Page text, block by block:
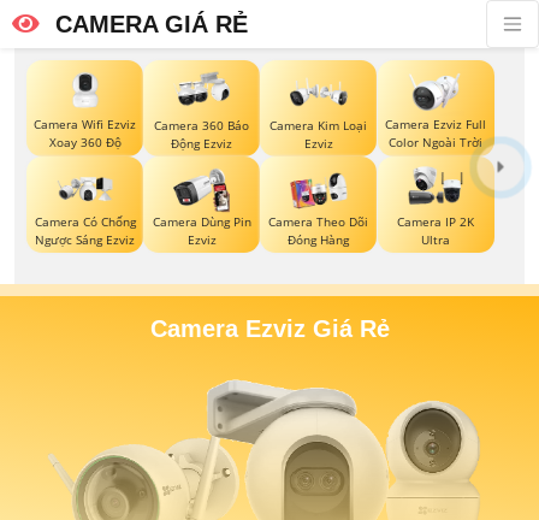
CAMERA GIÁ RẺ
Camera Wifi Ezviz
Xoay 360 Độ
Camera 360 Báo
Động Ezviz
Camera Kim Loại
Ezviz
Camera Ezviz Full
Color Ngoài Trời
Camera Có Chống
Ngược Sáng Ezviz
Camera Dùng Pin
Ezviz
Camera Theo Dõi
Đóng Hàng
Camera IP 2K
Ultra
Camera Ezviz Giá Rẻ